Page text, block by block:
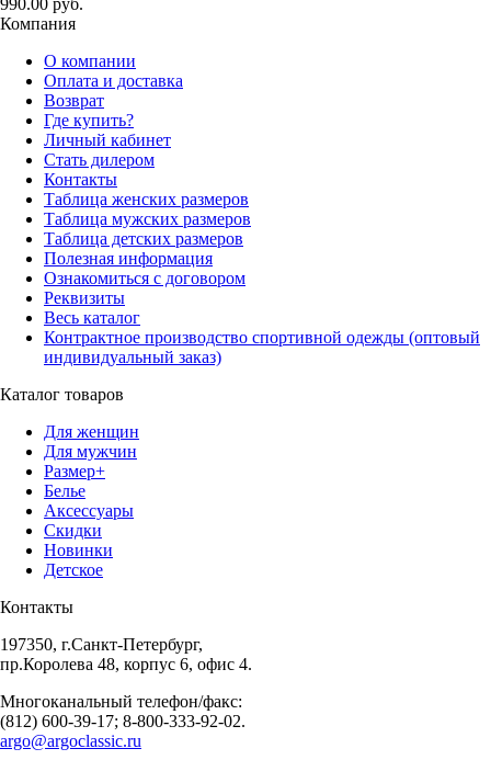
990.00 руб.
Компания
О компании
Оплата и доставка
Возврат
Где купить?
Личный кабинет
Стать дилером
Контакты
Таблица женских размеров
Таблица мужских размеров
Таблица детских размеров
Полезная информация
Ознакомиться с договором
Реквизиты
Весь каталог
Контрактное производство спортивной одежды (оптовый
индивидуальный заказ)
Каталог товаров
Для женщин
Для мужчин
Размер+
Белье
Аксессуары
Скидки
Новинки
Детское
Контакты
197350, г.Санкт-Петербург,
пр.Королева 48, корпус 6, офис 4.
Многоканальный телефон/факс:
(812) 600-39-17; 8-800-333-92-02.
argo@argoclassic.ru